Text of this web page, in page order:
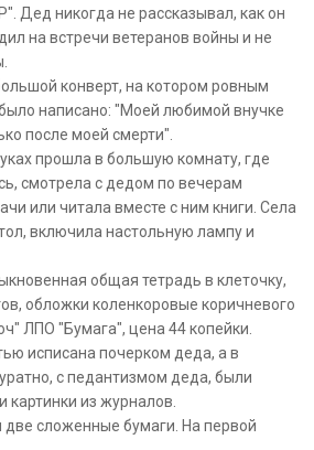
Дед никогда не рассказывал, как он
на встречи ветеранов войны и не
конверт, на котором ровным
написано: "Моей любимой внучке
после моей смерти".
прошла в большую комнату, где
смотрела с дедом по вечерам
или читала вместе с ним книги. Села
включила настольную лампу и
общая тетрадь в клеточку,
обложки коленкоровые коричневого
ЛПО "Бумага", цена 44 копейки.
исписана почерком деда, а в
с педантизмом деда, были
из журналов.
сложенные бумаги. На первой